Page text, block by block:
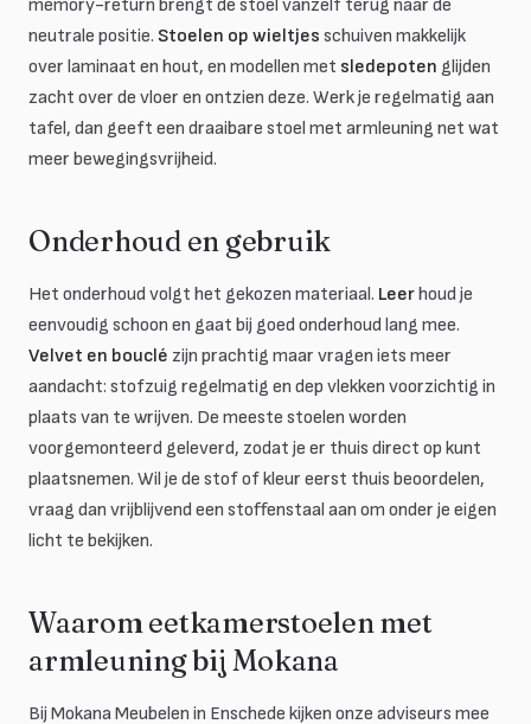
memory-return brengt de stoel vanzelf terug naar de
neutrale positie. Stoelen op wieltjes schuiven makkelijk
over laminaat en hout, en modellen met sledepoten glijden
zacht over de vloer en ontzien deze. Werk je regelmatig aan
tafel, dan geeft een draaibare stoel met armleuning net wat
meer bewegingsvrijheid.
Onderhoud en gebruik
Het onderhoud volgt het gekozen materiaal. Leerhoud je
eenvoudig schoon en gaat bij goed onderhoud lang mee.
Velvet en bouclé zijn prachtig maar vragen iets meer
aandacht: stofzuig regelmatig en dep vlekken voorzichtig in
plaats van te wrijven. De meeste stoelen worden
voorgemonteerd geleverd, zodat je er thuis direct op kunt
plaatsnemen. Wil je de stof of kleur eerst thuis beoordelen,
vraag dan vrijblijvend een stoffenstaal aan om onder je eigen
licht te bekijken.
Waarom eetkamerstoelen met
armleuning bij Mokana
Bij Mokana Meubelen in Enschede kijken onze adviseurs mee